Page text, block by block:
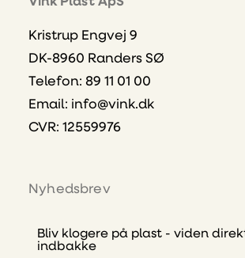
Kristrup Engvej 9
DK-8960 Randers SØ
Telefon: 89 11 01 00
Email: info@vink.dk
CVR: 12559976
Nyhedsbrev
Bliv klogere på plast - viden
indbakke